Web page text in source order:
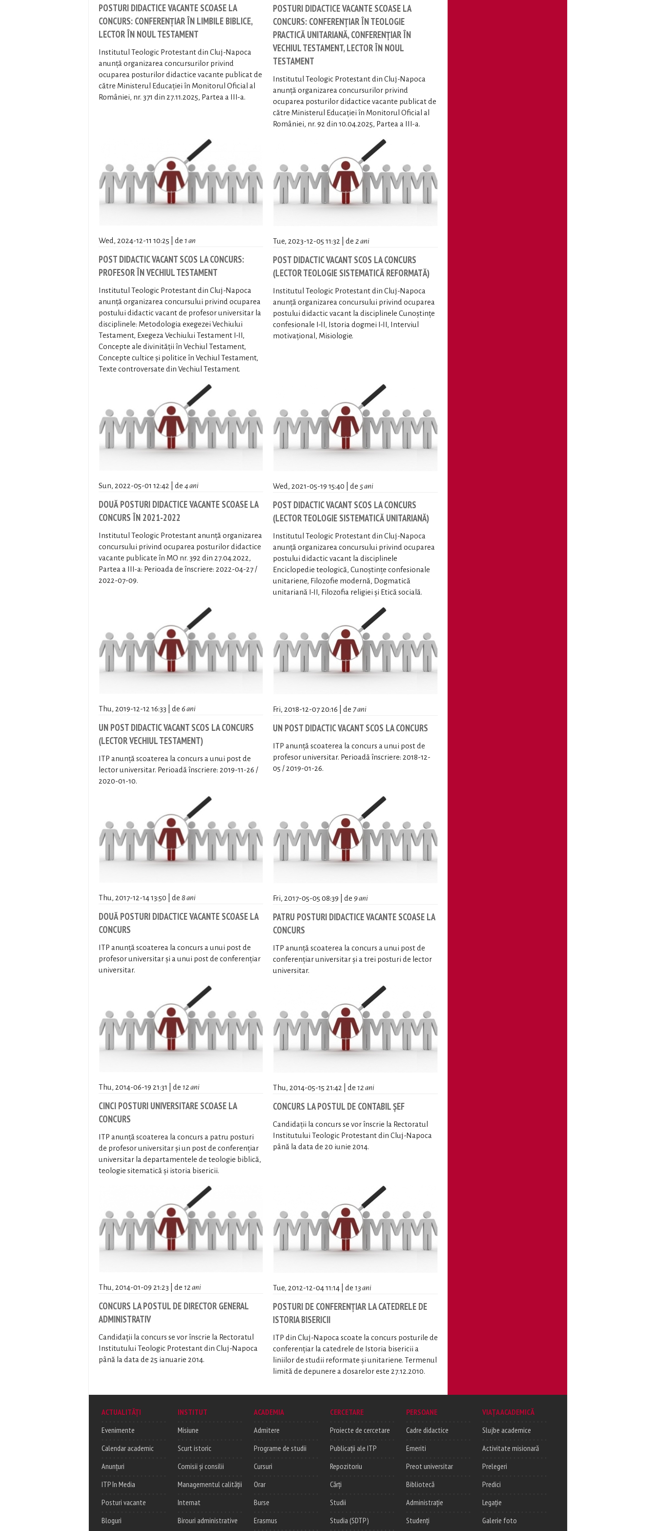
POSTURI DIDACTICE VACANTE SCOASE LA
CONCURS: CONFERENȚIAR ÎN LIMBILE BIBLICE,
LECTOR ÎN NOUL TESTAMENT
Institutul Teologic Protestant din Cluj-Napoca
anunță organizarea concursurilor privind
ocuparea posturilor didactice vacante publicat de
către Ministerul Educației în Monitorul Oficial al
României, nr. 371 din 27.11.2025, Partea a III-a.
POSTURI DIDACTICE VACANTE SCOASE LA
CONCURS: CONFERENȚIAR ÎN TEOLOGIE
PRACTICĂ UNITARIANĂ, CONFERENȚIAR ÎN
VECHIUL TESTAMENT, LECTOR ÎN NOUL
TESTAMENT
Institutul Teologic Protestant din Cluj-Napoca
anunță organizarea concursurilor privind
ocuparea posturilor didactice vacante publicat de
către Ministerul Educației în Monitorul Oficial al
României, nr. 92 din 10.04.2025, Partea a III-a.
Wed, 2024-12-11 10:25 | de 1 an
POST DIDACTIC VACANT SCOS LA CONCURS:
PROFESOR ÎN VECHIUL TESTAMENT
Institutul Teologic Protestant din Cluj-Napoca
anunță organizarea concursului privind ocuparea
postului didactic vacant de profesor universitar la
disciplinele: Metodologia exegezei Vechiului
Testament, Exegeza Vechiului Testament I-II,
Concepte ale divinității în Vechiul Testament,
Concepte cultice și politice în Vechiul Testament,
Texte controversate din Vechiul Testament.
Tue, 2023-12-05 11:32 | de 2 ani
POST DIDACTIC VACANT SCOS LA CONCURS
(LECTOR TEOLOGIE SISTEMATICĂ REFORMATĂ)
Institutul Teologic Protestant din Cluj-Napoca
anunță organizarea concursului privind ocuparea
postului didactic vacant la disciplinele Cunoștințe
confesionale I-II, Istoria dogmei I-II, Interviul
motivațional, Misiologie.
Sun, 2022-05-01 12:42 | de 4 ani
DOUĂ POSTURI DIDACTICE VACANTE SCOASE LA
CONCURS ÎN 2021-2022
Institutul Teologic Protestant anunță organizarea
concursului privind ocuparea posturilor didactice
vacante publicate în MO nr. 392 din 27.04.2022,
Partea a III-a: Perioada de înscriere: 2022-04-27 /
2022-07-09.
Wed, 2021-05-19 15:40 | de 5 ani
POST DIDACTIC VACANT SCOS LA CONCURS
(LECTOR TEOLOGIE SISTEMATICĂ UNITARIANĂ)
Institutul Teologic Protestant din Cluj-Napoca
anunță organizarea concursului privind ocuparea
postului didactic vacant la disciplinele
Enciclopedie teologică, Cunoștințe confesionale
unitariene, Filozofie modernă, Dogmatică
unitariană I-II, Filozofia religiei și Etică socială.
Thu, 2019-12-12 16:33 | de 6 ani
UN POST DIDACTIC VACANT SCOS LA CONCURS
(LECTOR VECHIUL TESTAMENT)
ITP anunță scoaterea la concurs a unui post de
lector universitar. Perioadă înscriere: 2019-11-26 /
2020-01-10.
Fri, 2018-12-07 20:16 | de 7 ani
UN POST DIDACTIC VACANT SCOS LA CONCURS
ITP anunță scoaterea la concurs a unui post de
profesor universitar. Perioadă înscriere: 2018-12-
05 / 2019-01-26.
Thu, 2017-12-14 13:50 | de 8 ani
DOUĂ POSTURI DIDACTICE VACANTE SCOASE LA
CONCURS
ITP anunță scoaterea la concurs a unui post de
profesor universitar și a unui post de conferențiar
universitar.
Fri, 2017-05-05 08:39 | de 9 ani
PATRU POSTURI DIDACTICE VACANTE SCOASE LA
CONCURS
ITP anunță scoaterea la concurs a unui post de
conferențiar universitar și a trei posturi de lector
universitar.
Thu, 2014-06-19 21:31 | de 12 ani
CINCI POSTURI UNIVERSITARE SCOASE LA
CONCURS
ITP anunță scoaterea la concurs a patru posturi
de profesor universitar și un post de conferențiar
universitar la departamentele de teologie biblică,
teologie sitematică și istoria bisericii.
Thu, 2014-05-15 21:42 | de 12 ani
CONCURS LA POSTUL DE CONTABIL ȘEF
Candidații la concurs se vor înscrie la Rectoratul
Institutului Teologic Protestant din Cluj-Napoca
până la data de 20 iunie 2014.
Thu, 2014-01-09 21:23 | de 12 ani
CONCURS LA POSTUL DE DIRECTOR GENERAL
ADMINISTRATIV
Candidații la concurs se vor înscrie la Rectoratul
Institutului Teologic Protestant din Cluj-Napoca
până la data de 25 ianuarie 2014.
Tue, 2012-12-04 11:14 | de 13 ani
POSTURI DE CONFERENŢIAR LA CATEDRELE DE
ISTORIA BISERICII
ITP din Cluj-Napoca scoate la concurs posturile de
conferențiar la catedrele de Istoria bisericii a
liniilor de studii reformate și unitariene. Termenul
limită de depunere a dosarelor este 27.12.2010.
ACTUALITĂȚI
Evenimente
Calendar academic
Anunțuri
ITP în Media
Posturi vacante
Bloguri
INSTITUT
Misiune
Scurt istoric
Comisii și consilii
Managementul calității
Internat
Birouri administrative
ACADEMIA
Admitere
Programe de studii
Cursuri
Orar
Burse
Erasmus
CERCETARE
Proiecte de cercetare
Publicații ale ITP
Repozitoriu
Cărți
Studii
Studia (SDTP)
PERSOANE
Cadre didactice
Emeriti
Preot universitar
Bibliotecă
Administrație
Studenți
VIAȚA ACADEMICĂ
Slujbe academice
Activitate misionară
Prelegeri
Predici
Legație
Galerie foto